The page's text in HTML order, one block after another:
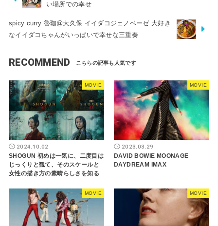
い場所での幸せ
spicy curry 魯珈@大久保 イイダコジェノベーゼ 大好き
なイイダコちゃんがいっぱいで幸せな三重奏
RECOMMEND
MOVIE
2024.10.02
SHOGUN 初めは一気に、二度目は
じっくりと観て、そのスケールと
女性の描き方の素晴らしさを知る
MOVIE
2023.03.29
DAVID BOWIE MOONAGE
DAYDREAM IMAX
MOVIE MOVIE